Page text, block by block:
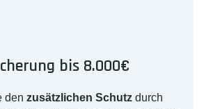
bis 8.000€
den zusätzlichen Schutz durch